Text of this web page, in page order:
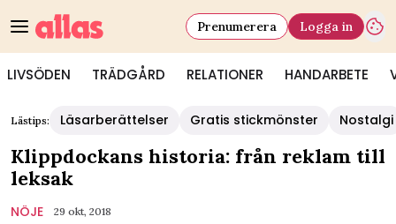
LIVSÖDEN TRÄDGÅRD RELATIONER HANDARBETE
Prenumerera Logga in
Lästips: Läsarberättelser Gratis stickmönster Nostalgi
Klippdockans historia: från reklam till
leksak
NÖJE 29 okt, 2018